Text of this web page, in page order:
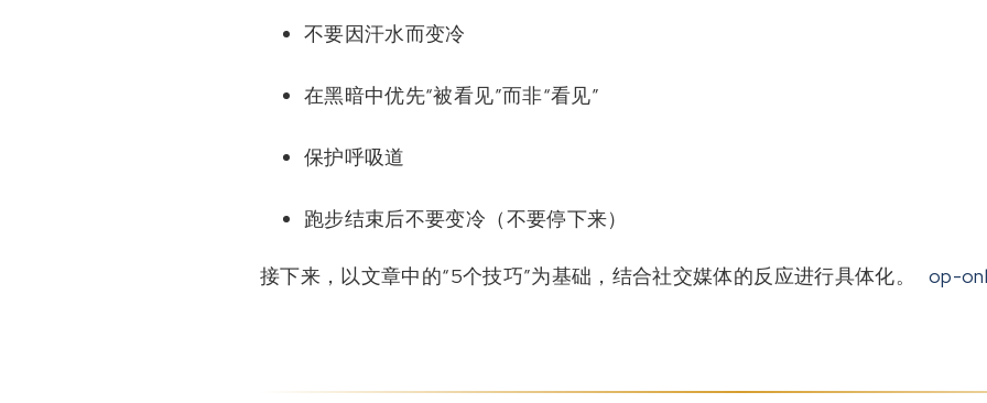
不要因汗水而变冷
在黑暗中优先“被看见”而非“看见”
保护呼吸道
跑步结束后不要变冷（不要停下来）
接下来，以文章中的“5个技巧”为基础，结合社交媒体的反应进行具体化。 op-